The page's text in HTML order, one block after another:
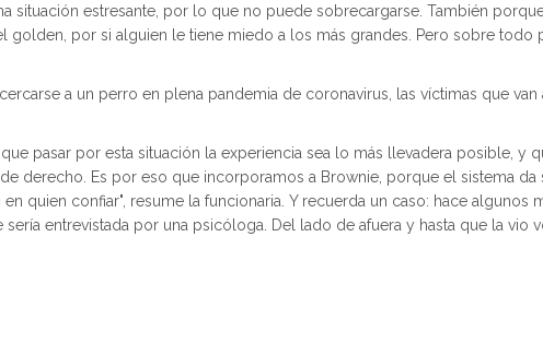
situación estresante, por lo que no puede sobrecargarse. También
por si alguien le tiene miedo a los más grandes. Pero sobre todo
a un perro en plena pandemia de coronavirus, las víctimas que van
pasar por esta situación la experiencia sea lo más llevadera posible, y
derecho. Es por eso que incorporamos a Brownie, porque el sistema da
quien confiar", resume la funcionaria. Y recuerda un caso: hace algunos
entrevistada por una psicóloga. Del lado de afuera y hasta que la vio